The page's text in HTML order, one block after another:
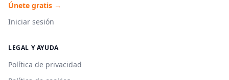
Únete gratis →
Iniciar sesión
LEGAL Y AYUDA
Política de privacidad